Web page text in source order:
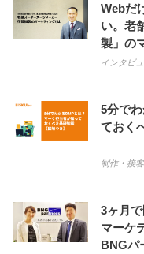
Webだ
い。老
製」の
インタビ
5分で
ておく
制作・接客
3ヶ月
マーケ
BNGパ